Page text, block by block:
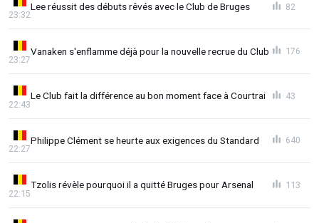
Lee réussit des débuts rêvés avec le Club de Bruges
23:32
82
Vanaken s'enflamme déjà pour la nouvelle recrue du Club
23:27
176
Le Club fait la différence au bon moment face à Courtrai
22:43
43
Philippe Clément se heurte aux exigences du Standard
22:27
640
Tzolis révèle pourquoi il a quitté Bruges pour Arsenal
22:15
113